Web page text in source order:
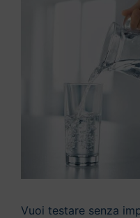
Vuoi testare senza